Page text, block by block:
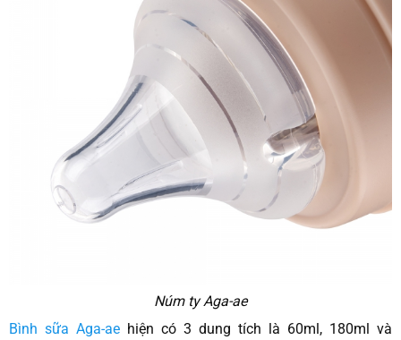
Núm ty Aga-ae
Bình sữa Aga-ae hiện có 3 dung tích là 60ml, 180ml và